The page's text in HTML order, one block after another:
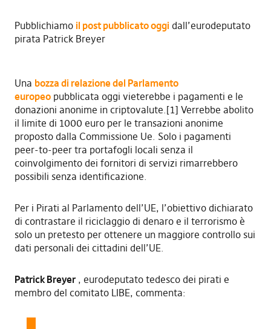
Pubblichiamo il post pubblicato oggi dall’eurodeputato
pirata Patrick Breyer
Una bozza di relazione del Parlamento
europeopubblicata oggi vieterebbe i pagamenti e le
donazioni anonime in criptovalute.[1] Verrebbe abolito
il limite di 1000 euro per le transazioni anonime
proposto dalla Commissione Ue. Solo i pagamenti
peer-to-peer tra portafogli locali senza il
coinvolgimento dei fornitori di servizi rimarrebbero
possibili senza identificazione.
Per i Pirati al Parlamento dell’UE, l’obiettivo dichiarato
di contrastare il riciclaggio di denaro e il terrorismo è
solo un pretesto per ottenere un maggiore controllo sui
dati personali dei cittadini dell’UE.
Patrick Breyer, eurodeputato tedesco dei pirati e
membro del comitato LIBE, commenta: